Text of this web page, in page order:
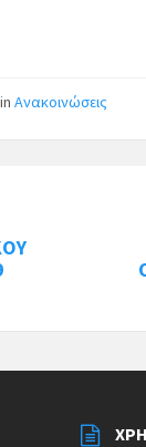
inΑνακοινώσεις